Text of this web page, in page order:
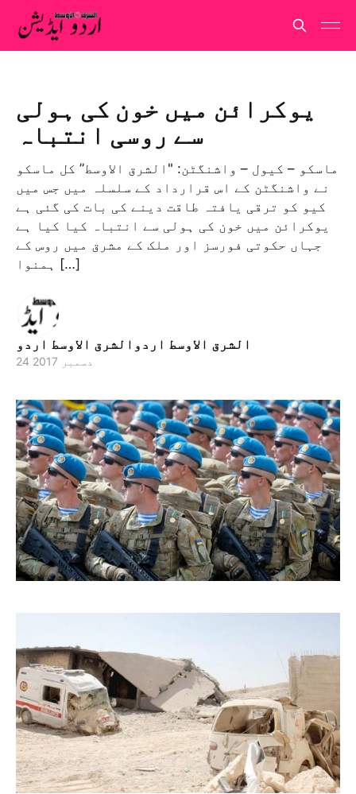
یوکرائن میں خون کی ہولی
سے روسی انتباہ
ماسکو – کیول – واشنگٹن: "الشرق الاوسط” کل ماسکو
نے واشنگٹن کے اس قرارداد کے سلسلہ میں جس میں
کیو کو ترقی یافتہ طاقت دینے کی بات کی گئی ہے
یوکرائن میں خون کی ہولی سے انتباہ کیا کیا ہے
جہاں حکوتی فورسز اور ملک کے مشرق میں روس کے
ہمنوا […]
الشرق الاوسط اردوالشرق الاوسط اردو
24 دسمبر 2017